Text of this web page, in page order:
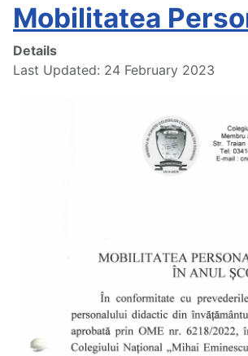
Mobilitatea
Details
Last Updated: 24 February 2023